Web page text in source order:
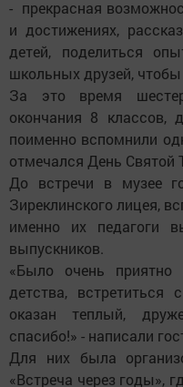
- прекрасная
и достижениях,
детей, поделиться
школьных друзей,
За это время
окончания 8 классов,
поименно вспомнили
отмечался День Святой
До встречи в музее
Зиреклинского лицея,
именно их педагоги
выпускников.
«Было очень
детства,
оказан теплый,
спасибо!» - написали
Для них была
«Встреча через годы»,